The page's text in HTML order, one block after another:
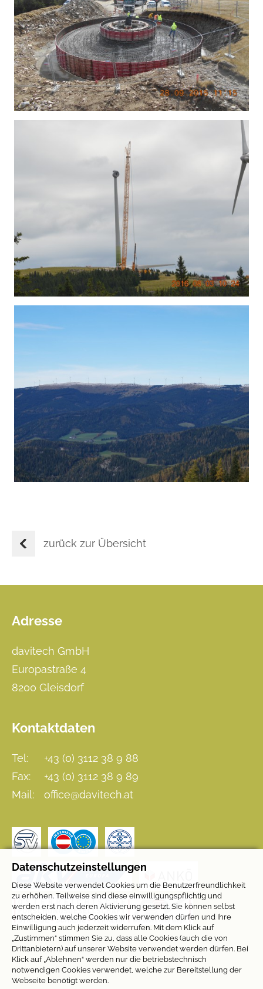
zurück zur Übersicht
Footer
Adresse
davitech GmbH
Europastraße 4
8200 Gleisdorf
Kontaktdaten
Tel:
+43 (0) 3112 38 9 88
Fax:
+43 (0) 3112 38 9 89
Mail:
office@davitech.at
Datenschutzeinstellungen
Diese Website verwendet Cookies um die Benutzerfreundlichkeit
zu erhöhen. Teilweise sind diese einwilligungspflichtig und
werden erst nach deren Aktivierung gesetzt. Sie können selbst
entscheiden, welche Cookies wir verwenden dürfen und Ihre
Einwilligung auch jederzeit widerrufen. Mit dem Klick auf
„Zustimmen“ stimmen Sie zu, dass alle Cookies (auch die von
Drittanbietern) auf unserer Website verwendet werden dürfen. Bei
Klick auf „Ablehnen“ werden nur die betriebstechnisch
notwendigen Cookies verwendet, welche zur Bereitstellung der
Webseite benötigt werden.